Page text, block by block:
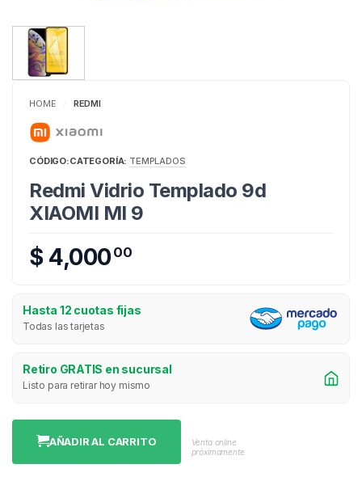
HOME REDMI
CÓDIGO:CATEGORÍA: TEMPLADOS
Redmi Vidrio Templado 9d
XIAOMI MI 9
$ 4,00000
Hasta 12 cuotas fijas
Todas las tarjetas
Retiro GRATIS en sucursal
Listo para retirar hoy mismo
AÑADIR AL CARRITO
Venta online
próximamente